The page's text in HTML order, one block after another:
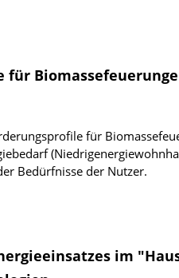
für
für
Bedürfnisse der Nutzer.
im